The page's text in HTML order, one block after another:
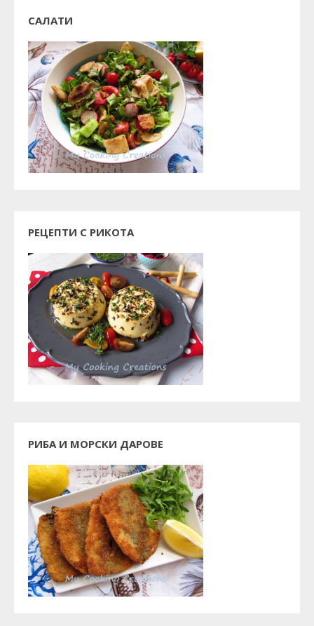
САЛАТИ
РЕЦЕПТИ С РИКОТА
РИБА И МОРСКИ ДАРОВЕ